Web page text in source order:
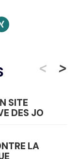
<
SITE
DES JO
LA
>